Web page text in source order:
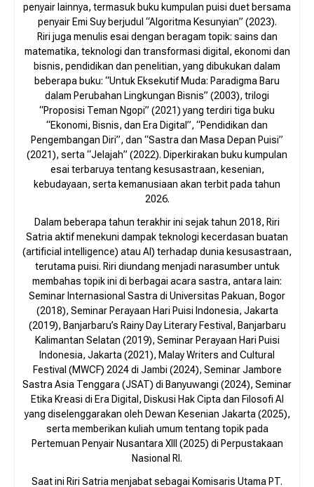
penyair lainnya, termasuk buku kumpulan puisi duet bersama
penyair Emi Suy berjudul “Algoritma Kesunyian” (2023).
Riri juga menulis esai dengan beragam topik: sains dan
matematika, teknologi dan transformasi digital, ekonomi dan
bisnis, pendidikan dan penelitian, yang dibukukan dalam
beberapa buku: “Untuk Eksekutif Muda: Paradigma Baru
dalam Perubahan Lingkungan Bisnis” (2003), trilogi
“Proposisi Teman Ngopi” (2021) yang terdiri tiga buku
“Ekonomi, Bisnis, dan Era Digital”, “Pendidikan dan
Pengembangan Diri”, dan “Sastra dan Masa Depan Puisi”
(2021), serta “Jelajah” (2022). Diperkirakan buku kumpulan
esai terbaruya tentang kesusastraan, kesenian,
kebudayaan, serta kemanusiaan akan terbit pada tahun
2026.
Dalam beberapa tahun terakhir ini sejak tahun 2018, Riri
Satria aktif menekuni dampak teknologi kecerdasan buatan
(artificial intelligence) atau AI) terhadap dunia kesusastraan,
terutama puisi. Riri diundang menjadi narasumber untuk
membahas topik ini di berbagai acara sastra, antara lain:
Seminar Internasional Sastra di Universitas Pakuan, Bogor
(2018), Seminar Perayaan Hari Puisi Indonesia, Jakarta
(2019), Banjarbaru’s Rainy Day Literary Festival, Banjarbaru
Kalimantan Selatan (2019), Seminar Perayaan Hari Puisi
Indonesia, Jakarta (2021), Malay Writers and Cultural
Festival (MWCF) 2024 di Jambi (2024), Seminar Jambore
Sastra Asia Tenggara (JSAT) di Banyuwangi (2024), Seminar
Etika Kreasi di Era Digital, Diskusi Hak Cipta dan Filosofi AI
yang diselenggarakan oleh Dewan Kesenian Jakarta (2025),
serta memberikan kuliah umum tentang topik pada
Pertemuan Penyair Nusantara XIII (2025) di Perpustakaan
Nasional RI.
Saat ini Riri Satria menjabat sebagai Komisaris Utama PT.